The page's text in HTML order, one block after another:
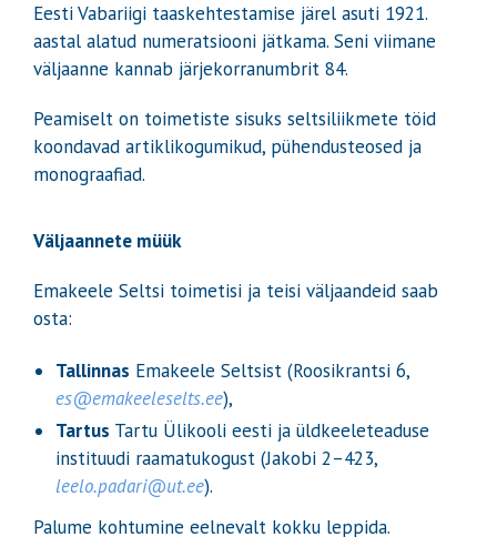
Eesti Vabariigi taaskehtestamise järel asuti 1921.
aastal alatud numeratsiooni jätkama. Seni viimane
väljaanne kannab järjekorranumbrit 84.
Peamiselt on toimetiste sisuks seltsiliikmete töid
koondavad artiklikogumikud, pühendusteosed ja
monograafiad.
Väljaannete müük
Emakeele Seltsi toimetisi ja teisi väljaandeid saab
osta:
Tallinnas Emakeele Seltsist (Roosikrantsi 6,
es@emakeeleselts.ee),
Tartus Tartu Ülikooli eesti ja üldkeeleteaduse
instituudi raamatukogust (Jakobi 2–423,
leelo.padari@ut.ee).
Palume kohtumine eelnevalt kokku leppida.